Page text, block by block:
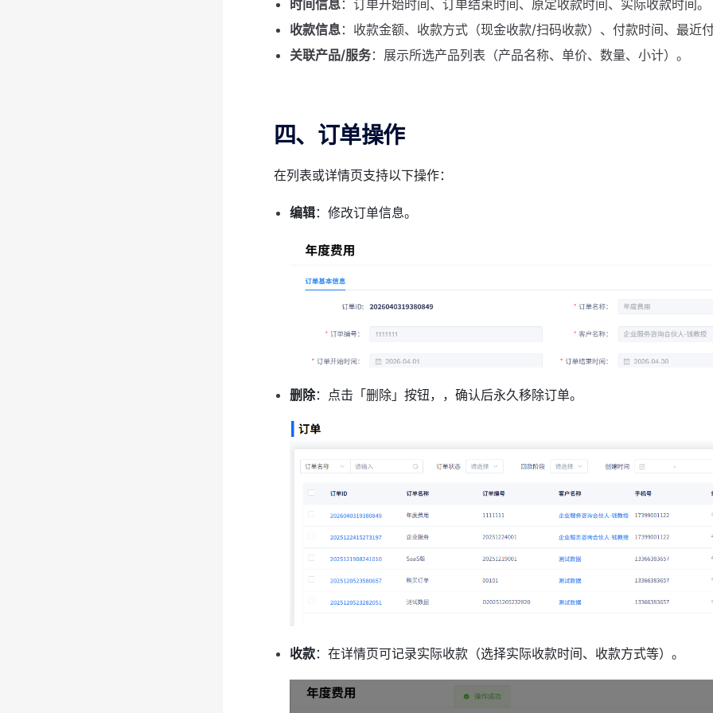
时间信息：订单开始时间、订单结束时间、原定收款时间、实际收款时间。
收款信息：收款金额、收款方式（现金收款/扫码收款）、付款时间、最近付
关联产品/服务：展示所选产品列表（产品名称、单价、数量、小计）。
四、订单操作
在列表或详情页支持以下操作：
编辑：修改订单信息。
删除：点击「删除」按钮，，确认后永久移除订单。
收款：在详情页可记录实际收款（选择实际收款时间、收款方式等）。